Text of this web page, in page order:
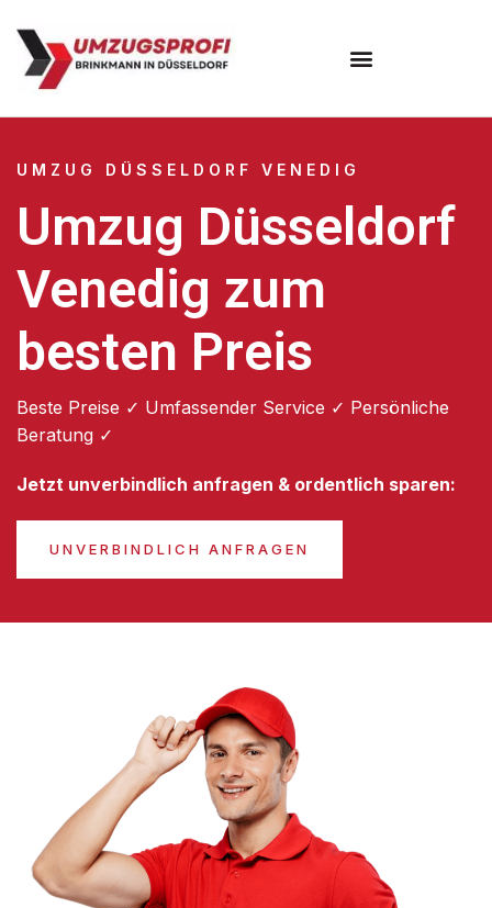
UMZUG DÜSSELDORF VENEDIG
Umzug Düsseldorf
Venedig zum
besten Preis
Beste Preise ✓ Umfassender Service ✓ Persönliche
Beratung ✓
Jetzt unverbindlich anfragen & ordentlich sparen:
UNVERBINDLICH ANFRAGEN